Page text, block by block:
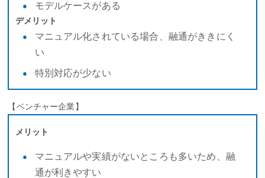
モデルケースがある
デメリット
マニュアル化されている場合、融通がききにく
い
特別対応が少ない
【ベンチャー企業】
メリット
マニュアルや実績がないところも多いため、融
通が利きやすい